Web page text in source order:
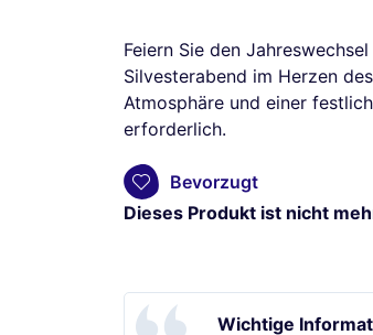
Feiern Sie den
Silvesterabend im Herzen
Atmosphäre und einer
erforderlich.
Bevorzugt
Dieses Produkt ist nicht
Wichtige